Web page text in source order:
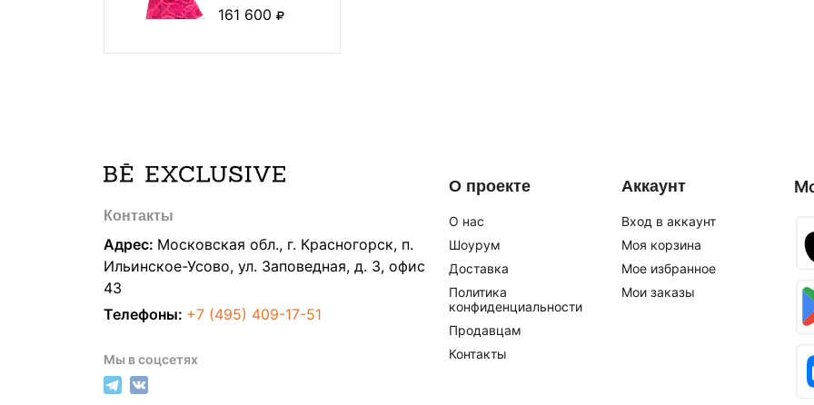
161 600
Контакты
Адрес: Московская обл., г. Красногорск, п.
Ильинское-Усово, ул. Заповедная, д. 3, офис
43
Телефоны: +7 (495) 409-17-51
Мы в соцсетях
О проекте
О нас
Шоурум
Доставка
Политика
конфиденциальности
Продавцам
Контакты
Аккаунт
Вход в аккаунт
Моя корзина
Мое избранное
Мои заказы